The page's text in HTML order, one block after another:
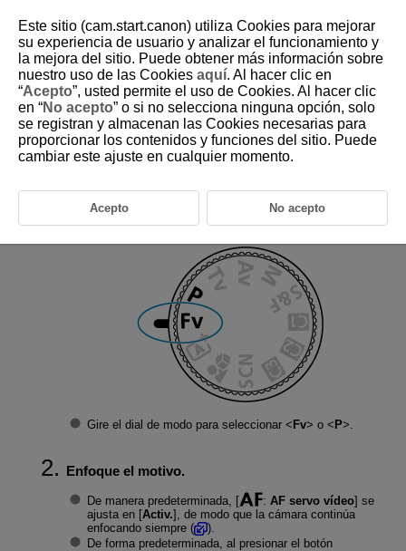
D388-036
Exposición automática de vídeo
La exposición se controla de manera automática de acuerdo con la
Ajuste el modo de grabación en [
Gire el dial de modo para seleccionar Fv o P
Enfoque el motivo.
De manera predeterminada, [ : AF servo vídeo] se
ajusta en [Activ.], de modo que la cámara continúa
enfocando siempre (
).
De forma predeterminada, al presionar el botón
Este sitio (cam.start.canon) utiliza Cookies para mejorar
su experiencia de usuario y analizar el funcionamiento y
la mejora del sitio. Puede obtener más información sobre
nuestro uso de las Cookies aquí. Al hacer clic en
“Acepto”, usted permite el uso de Cookies. Al hacer clic
en “No acepto” o si no selecciona ninguna opción, solo
se registran y almacenan las Cookies necesarias para
proporcionar los contenidos y funciones del sitio. Puede
cambiar este ajuste en cualquier momento.
Acepto No acepto